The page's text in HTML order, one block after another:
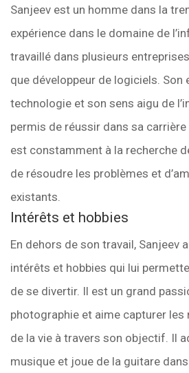
Sanjeev est un homme dans la
expérience dans le domaine de
travaillé dans plusieurs
que développeur de logiciels. Son
technologie et son sens aigu de
permis de réussir dans sa
est constamment à la recherche
de résoudre les problèmes et
existants.
Intérêts et hobbies
En dehors de son travail, Sanjeev
intérêts et hobbies qui lui
de se divertir. Il est un grand
photographie et aime capturer
de la vie à travers son objectif. Il
musique et joue de la guitare